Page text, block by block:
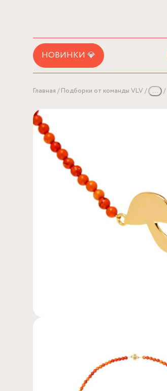
НОВИНКИ 💎
Главная Подборки от команды VLV ...